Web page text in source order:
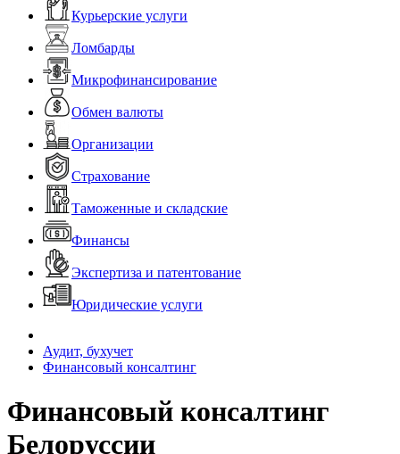
Курьерские услуги
Ломбарды
Микрофинансирование
Обмен валюты
Организации
Страхование
Таможенные и складские
Финансы
Экспертиза и патентование
Юридические услуги
Аудит, бухучет
Финансовый консалтинг
Финансовый консалтинг
Белоруссии